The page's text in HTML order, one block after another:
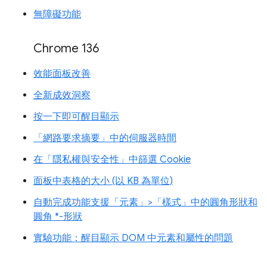
無障礙功能
Chrome 136
效能面板改善
全新成效洞察
按一下即可醒目顯示
「網路要求摘要」中的伺服器時間
在「隱私權與安全性」中篩選 Cookie
面板中表格的大小 (以 KB 為單位)
自動完成功能支援「元素」>「樣式」中的圓角形狀和
圓角 *-形狀
實驗功能：醒目顯示 DOM 中元素和屬性的問題